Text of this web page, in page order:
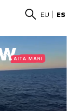
EU ES